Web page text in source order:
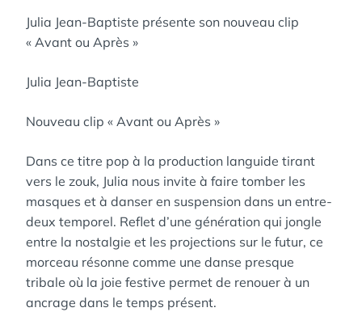
Julia Jean-Baptiste présente son nouveau clip
« Avant ou Après »
Julia Jean-Baptiste
Nouveau clip « Avant ou Après »
Dans ce titre pop à la production languide tirant
vers le zouk, Julia nous invite à faire tomber les
masques et à danser en suspension dans un entre-
deux temporel. Reflet d’une génération qui jongle
entre la nostalgie et les projections sur le futur, ce
morceau résonne comme une danse presque
tribale où la joie festive permet de renouer à un
ancrage dans le temps présent.